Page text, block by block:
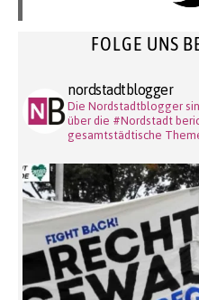
FOLGE UNS
nordstadtblogger
Die Nordstadtblogger
über die #Nordstadt
gesamtstädtische